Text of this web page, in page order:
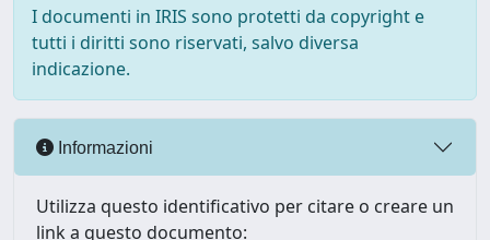
I documenti in IRIS sono protetti da copyright e
tutti i diritti sono riservati, salvo diversa
indicazione.
Informazioni
Utilizza questo identificativo per citare o creare un
link a questo documento: